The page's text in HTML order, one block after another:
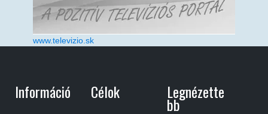
www.televizio.sk
Információ Célok Legnézette
Bb